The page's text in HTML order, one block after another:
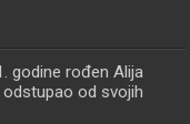
godine rođen Alija
odstupao od svojih